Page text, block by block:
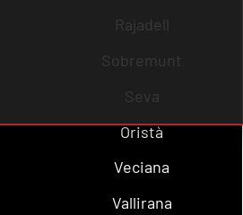
Rajadell
Sobremunt
Seva
Oristà
Veciana
Vallirana